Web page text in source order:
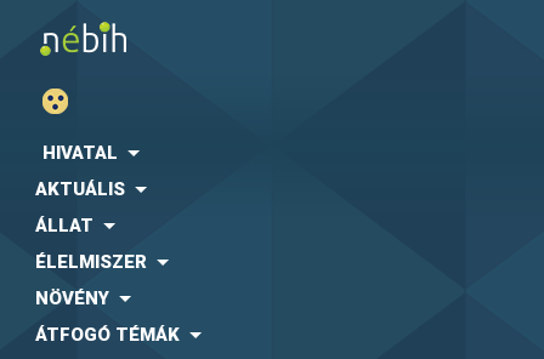
HIVATAL
AKTUÁLIS
ÁLLAT
ÉLELMISZER
NÖVÉNY
ÁTFOGÓ TÉMÁK